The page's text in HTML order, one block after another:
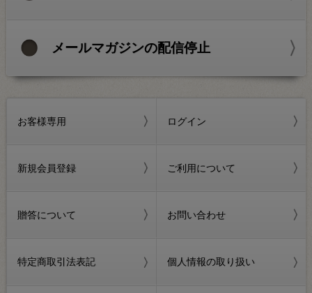
メールマガジンの配信停止
お客様専用 ログイン
新規会員登録 ご利用について
贈答について お問い合わせ
特定商取引法表記 個人情報の取り扱い